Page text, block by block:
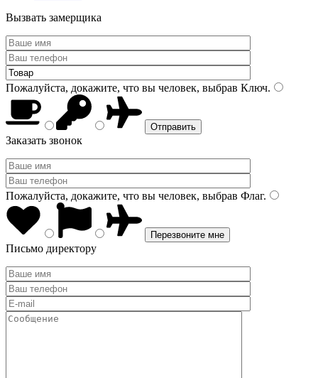
Вызвать замерщика
Пожалуйста, докажите, что вы человек, выбрав Ключ.
Заказать звонок
Пожалуйста, докажите, что вы человек, выбрав Флаг.
Письмо директору